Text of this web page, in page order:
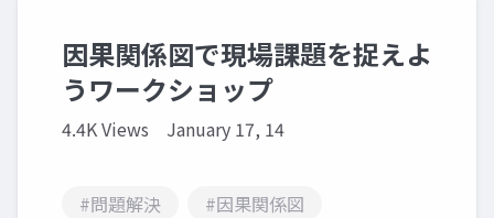
因果関係図で現場課題を捉えよ
うワークショップ
4.4K Views January 17, 14
#問題解決
#因果関係図